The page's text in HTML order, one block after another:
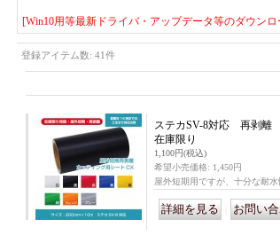
[Win10用等最新ドライバ・アップデータ等のダウンロ
登録アイテム数: 41件
ステカSV-8対応 再剥離
在庫限り
1,100円(税込)
希望小売価格: 1,450円
屋外短期用ですが、十分な耐